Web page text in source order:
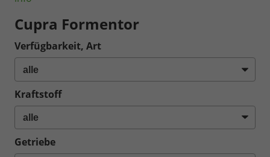
Cupra Formentor
Verfügbarkeit, Art
Kraftstoff
Getriebe